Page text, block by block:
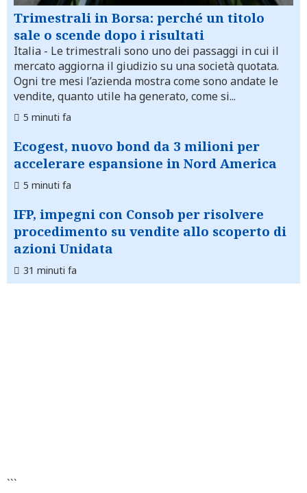
Trimestrali in Borsa: perché un titolo
sale o scende dopo i risultati
Italia - Le trimestrali sono uno dei passaggi in cui il
mercato aggiorna il giudizio su una società quotata.
Ogni tre mesi l’azienda mostra come sono andate le
vendite, quanto utile ha generato, come si...
5 minuti fa
Ecogest, nuovo bond da 3 milioni per
accelerare espansione in Nord America
5 minuti fa
IFP, impegni con Consob per risolvere
procedimento su vendite allo scoperto di
azioni Unidata
31 minuti fa
```